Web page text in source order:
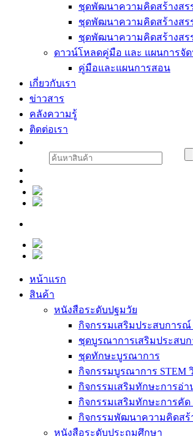
ชุดพัฒนาความคิดสร้างส
ชุดพัฒนาความคิดสร้างสร
ชุดพัฒนาความคิดสร้างสร
ดาวน์โหลดคู่มือ และ แผนการจั
คู่มือและแผนการสอน
เกี่ยวกับเรา
ข่าวสาร
คลังความรู้
ติดต่อเรา
หน้าแรก
สินค้า
หนังสือระดับปฐมวัย
กิจกรรมเสริมประสบการณ์
ชุดบูรณาการเสริมประสบ
ชุดทักษะบูรณาการ
กิจกรรมบูรณาการ STEM
กิจกรรมเสริมทักษะการอ่า
กิจกรรมเสริมทักษะการคัด
กิจกรรมพัฒนาความคิดสร้
หนังสือระดับประถมศึกษา